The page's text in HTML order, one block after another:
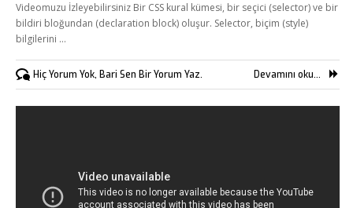
Videomuzu İzleyebilirsiniz Bir CSS kural kümesi, bir seçici (selector) ve bir
bildiri bloğundan (declaration block) oluşur. Selector, biçim (style)
bilgilerini …
Hiç Yorum Yok, Bari Sen Bir Yorum Yaz. Devamını oku...